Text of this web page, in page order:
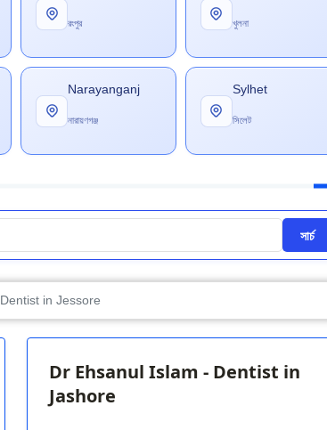
রংপুর খুলনা
Narayanganj
নারায়ণগঞ্জ
Sylhet
সিলেট
সার্চ
Dentist in Jessore
Dr Ehsanul Islam - Dentist in
Jashore